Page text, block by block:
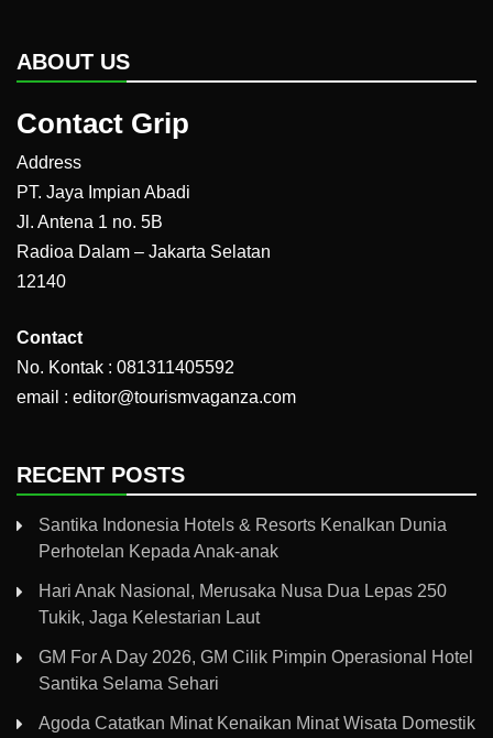
ABOUT US
Contact Grip
Address
PT. Jaya Impian Abadi
Jl. Antena 1 no. 5B
Radioa Dalam – Jakarta Selatan
12140
Contact
No. Kontak : 081311405592
email : editor@tourismvaganza.com
RECENT POSTS
Santika Indonesia Hotels & Resorts Kenalkan Dunia
Perhotelan Kepada Anak-anak
Hari Anak Nasional, Merusaka Nusa Dua Lepas 250
Tukik, Jaga Kelestarian Laut
GM For A Day 2026, GM Cilik Pimpin Operasional Hotel
Santika Selama Sehari
Agoda Catatkan Minat Kenaikan Minat Wisata Domestik